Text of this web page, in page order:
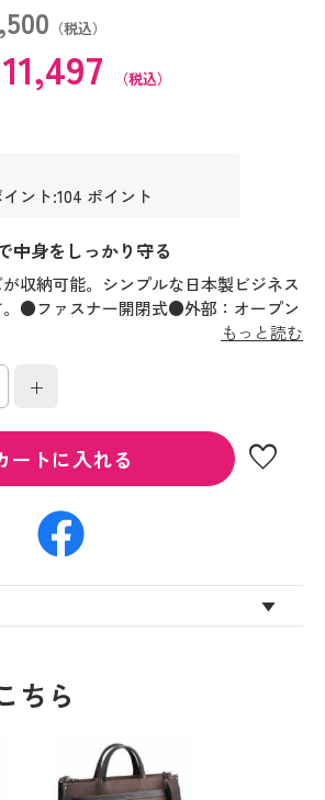
（税込）
（税込）
ント:104 ポイント
中身をしっかり守る
収納可能。シンプルな日本製ビジネス
。●ファスナー開閉式●外部：オープン
オープンポケット×３、ペン差し×２
もっと読む
+
ートに入れる favorite
ちら